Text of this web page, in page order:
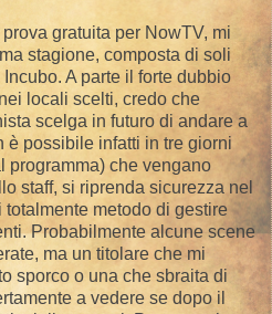
gratuita per NowTV, mi
stagione, composta di soli
A parte il forte dubbio
locali scelti, credo che
scelga in futuro di andare a
è possibile infatti in tre giorni
programma) che vengano
staff, si riprenda sicurezza nel
metodo di gestire
Probabilmente alcune scene
ma un titolare che mi
sporco o una che sbraita di
a vedere se dopo il